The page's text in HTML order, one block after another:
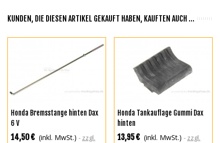
KUNDEN, DIE DIESEN ARTIKEL GEKAUFT HABEN, KAUFTEN AUCH ...
Honda Bremsstange hinten Dax
6 V
14,50 € (inkl. MwSt.)
zzgl.
Honda Tankauflage Gummi Dax
hinten
13,95 € (inkl. MwSt.)
zzgl.